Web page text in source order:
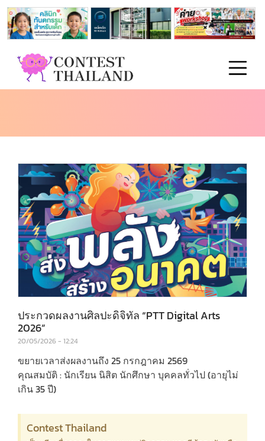
ประกวดผลงานศิลปะดิจิทัล “PTT Digital Arts
2026”
20/05/2026 12:24
ขยายเวลาส่งผลงานถึง 25 กรกฎาคม 2569
คุณสมบัติ : นักเรียน นิสิต นักศึกษา บุคคลทั่วไป (อายุไม่
เกิน 35 ปี)
Contest Thailand